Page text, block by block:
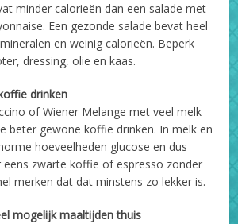
minder calorieën dan een salade met
Een gezonde salade bevat heel
en weinig calorieën. Beperk
dressing, olie en kaas.
drinken
of Wiener Melange met veel melk
beter gewone koffie drinken. In melk en
hoeveelheden glucose en dus
eens zwarte koffie of espresso zonder
merken dat dat minstens zo lekker is.
mogelijk maaltijden thuis